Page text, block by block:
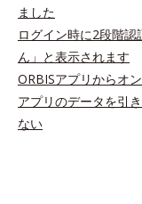
ました
ログイン時に2段階
ん」と表示されます
ORBISアプリからオ
アプリのデータを引
ない